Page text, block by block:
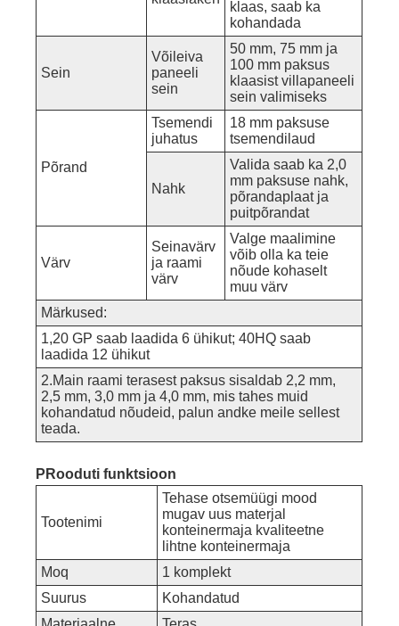
klaas, saab ka
kohandada
Sein
Võileiva
paneeli
sein
50 mm, 75 mm ja
100 mm paksus
klaasist villapaneeli
sein valimiseks
Põrand
Tsemendi
juhatus
18 mm paksuse
tsemendilaud
Nahk
Valida saab ka 2,0
mm paksuse nahk,
põrandaplaat ja
puitpõrandat
Värv
Seinavärv
ja raami
värv
Valge maalimine
võib olla ka teie
nõude kohaselt
muu värv
Märkused:
1,20 GP saab laadida 6 ühikut; 40HQ saab
laadida 12 ühikut
2.Main raami terasest paksus sisaldab 2,2 mm,
2,5 mm, 3,0 mm ja 4,0 mm, mis tahes muid
kohandatud nõudeid, palun andke meile sellest
teada.
P Rooduti funktsioon
Tootenimi
Tehase otsemüügi mood
mugav uus materjal
konteinermaja kvaliteetne
lihtne konteinermaja
Moq
1 komplekt
Suurus
Kohandatud